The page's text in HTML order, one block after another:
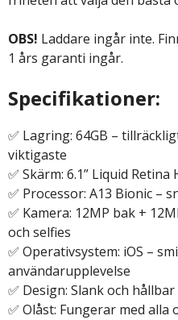
OBS! Laddare ingår inte.
1 års garanti ingår.
Specifikationer:
✅ Lagring: 64GB –
viktigaste
✅ Skärm: 6.1” Liquid
✅ Processor: A13 Bionic –
✅ Kamera: 12MP bak +
och selfies
✅ Operativsystem: iOS –
användarupplevelse
✅ Design: Slank och
✅ Olåst: Fungerar med